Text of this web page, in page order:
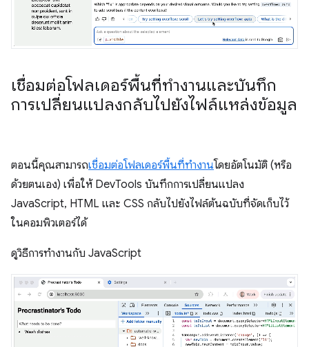
เชื่อมต่อโฟลเดอร์พื้นที่ทำงานและบันทึก
การเปลี่ยนแปลงกลับไปยังไฟล์แหล่งข้อมูล
ตอนนี้คุณสามารถเชื่อมต่อโฟลเดอร์พื้นที่ทำงานโดยอัตโนมัติ (หรือ
ด้วยตนเอง) เพื่อให้ DevTools บันทึกการเปลี่ยนแปลง
JavaScript, HTML และ CSS กลับไปยังไฟล์ต้นฉบับที่จัดเก็บไว้
ในคอมพิวเตอร์ได้
ดูวิธีการทำงานกับ JavaScript